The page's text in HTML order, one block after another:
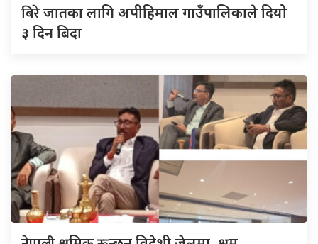
बिरेजातका लागि अपीहिमाल गाउँपालिकाले दियो
३ दिन बिदा